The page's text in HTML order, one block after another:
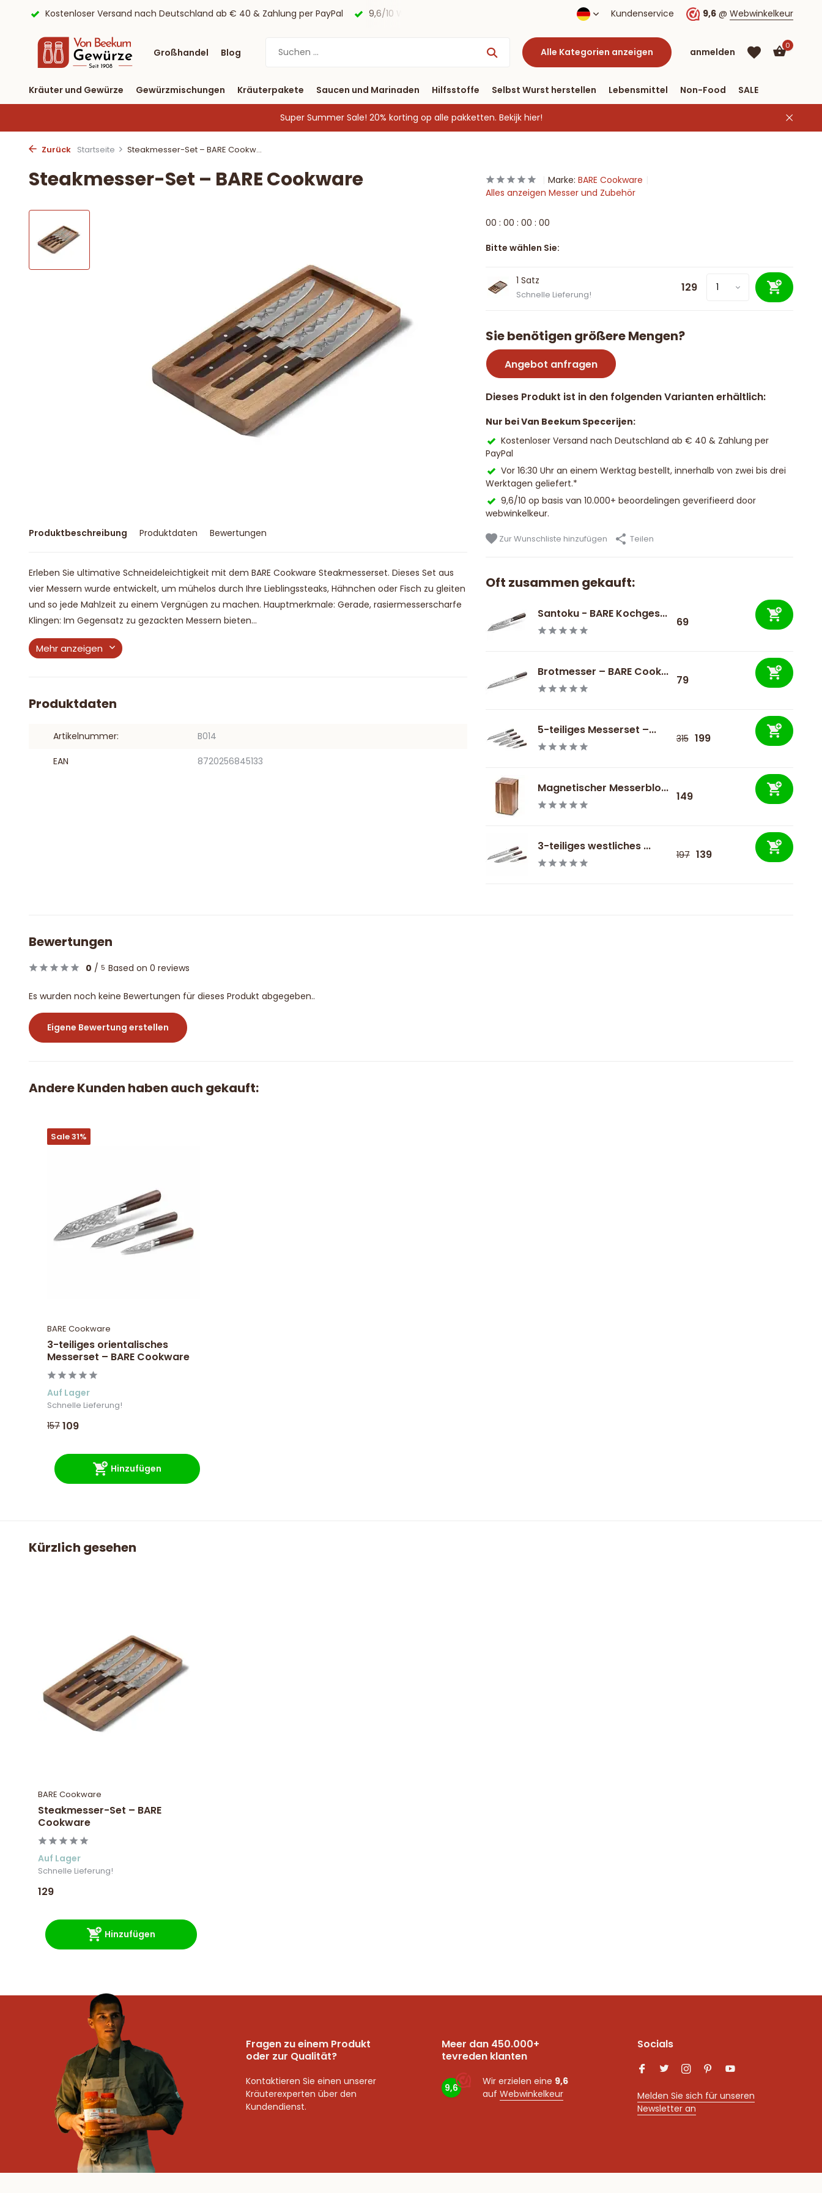
Kostenloser Versand nach Deutschland ab € 40 & Zahlung per PayPal 9,6/10 Webwinkelkeur ✔ Lieferung binnen drei Tagen Kostenloser Versand nach Deutschland
Kundenservice 9,6 @ Webwinkelkeur
Großhandel Blog Alle Kategorien anzeigen anmelden
0
Kräuter und Gewürze Gewürzmischungen Kräuterpakete Saucen und Marinaden Hilfsstoffe Selbst Wurst herstellen Lebensmittel Non-Food SALE
Super Summer Sale! 20% korting op alle pakketten. Bekijk hier!
Zurück Startseite Steakmesser-Set – BARE Cookw...
Steakmesser-Set – BARE Cookware
Produktbeschreibung Produktdaten Bewertungen
Erleben Sie ultimative Schneideleichtigkeit mit dem BARE Cookware Steakmesserset. Dieses Set aus
vier Messern wurde entwickelt, um mühelos durch Ihre Lieblingssteaks, Hähnchen oder Fisch zu gleiten
und so jede Mahlzeit zu einem Vergnügen zu machen. Hauptmerkmale: Gerade, rasiermesserscharfe
Klingen: Im Gegensatz zu gezackten Messern bieten...
Mehr anzeigen
Produktdaten
Artikelnummer: B014
EAN 8720256845133
Marke: BARE Cookware
Alles anzeigen Messer und Zubehör
00 : 00 : 00 : 00
Bitte wählen Sie:
1 Satz
Schnelle Lieferung! 129
Sie benötigen größere Mengen?
Angebot anfragen
Dieses Produkt ist in den folgenden Varianten erhältlich:
Nur bei Van Beekum Specerijen:
Kostenloser Versand nach Deutschland ab € 40 & Zahlung per
PayPal
Vor 16:30 Uhr an einem Werktag bestellt, innerhalb von zwei bis drei
Werktagen geliefert.*
9,6/10 op basis van 10.000+ beoordelingen geverifieerd door
webwinkelkeur.
Zur Wunschliste hinzufügen Teilen
Oft zusammen gekauft:
Santoku - BARE Kochges...
69
Brotmesser – BARE Cook...
79
5-teiliges Messerset –...
315 199
Magnetischer Messerblo...
149
3-teiliges westliches ...
197 139
Bewertungen
0 / 5 Based on 0 reviews
Es wurden noch keine Bewertungen für dieses Produkt abgegeben..
Eigene Bewertung erstellen
Andere Kunden haben auch gekauft:
Sale 31%
BARE Cookware
3-teiliges orientalisches
Messerset – BARE Cookware
Auf Lager
Schnelle Lieferung!
157 109
Hinzufügen
Kürzlich gesehen
BARE Cookware
Steakmesser-Set – BARE
Cookware
Auf Lager
Schnelle Lieferung!
129
Hinzufügen
Fragen zu einem Produkt
oder zur Qualität?
Kontaktieren Sie einen unserer
Kräuterexperten über den
Kundendienst.
Meer dan 450.000+
tevreden klanten
9,6
Wir erzielen eine 9,6
auf Webwinkelkeur
Socials
Melden Sie sich für unseren
Newsletter an